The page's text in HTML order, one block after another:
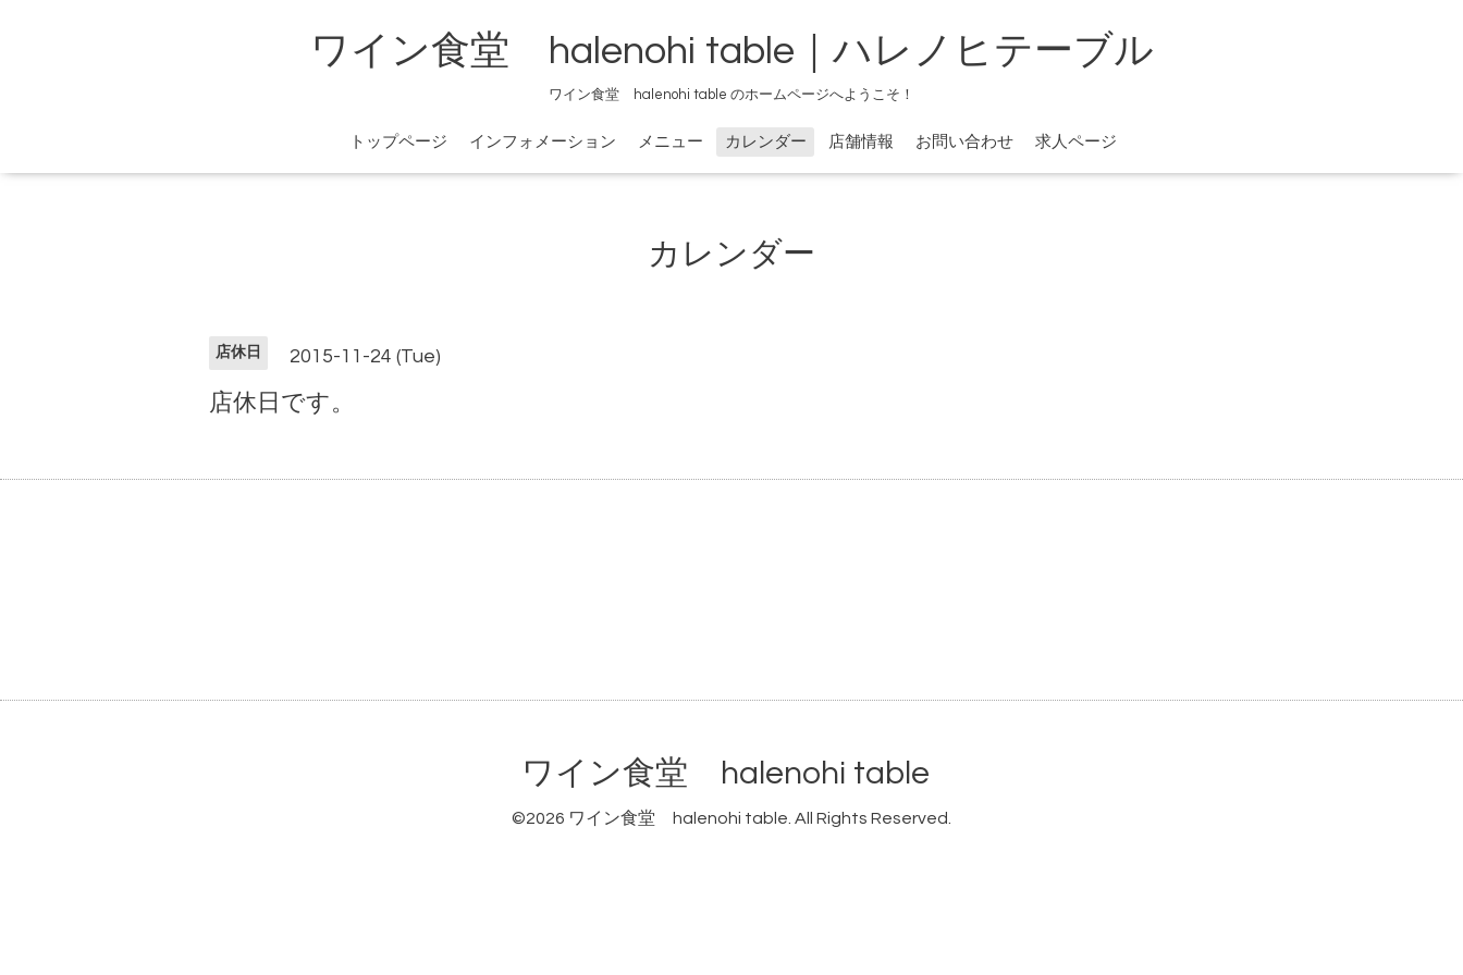
ワイン食堂 halenohi table｜ハレノヒテーブル
ワイン食堂 halenohi table のホームページへようこそ！
トップページ インフォメーション メニュー カレンダー 店舗情報 お問い合わせ 求人ページ
カレンダー
店休日 2015-11-24 (Tue)
店休日です。
ワイン食堂 halenohi table
©2026 ワイン食堂 halenohi table. All Rights Reserved.